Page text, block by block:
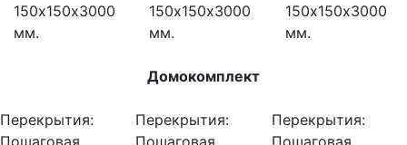
150х150х3000
мм.
150х150х3000
мм.
150х150х3000
мм.
Домокомплект
Перекрытия:
Пошаговая
Перекрытия:
Пошаговая
Перекрытия:
Пошаговая